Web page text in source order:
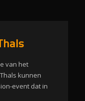
van het
kunnen
event dat in